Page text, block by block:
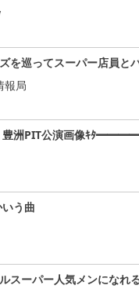
を巡ってスーパー店員と
報局
」豊洲PIT公演画像ｷﾀ
う曲
スーパー人気メンになれ